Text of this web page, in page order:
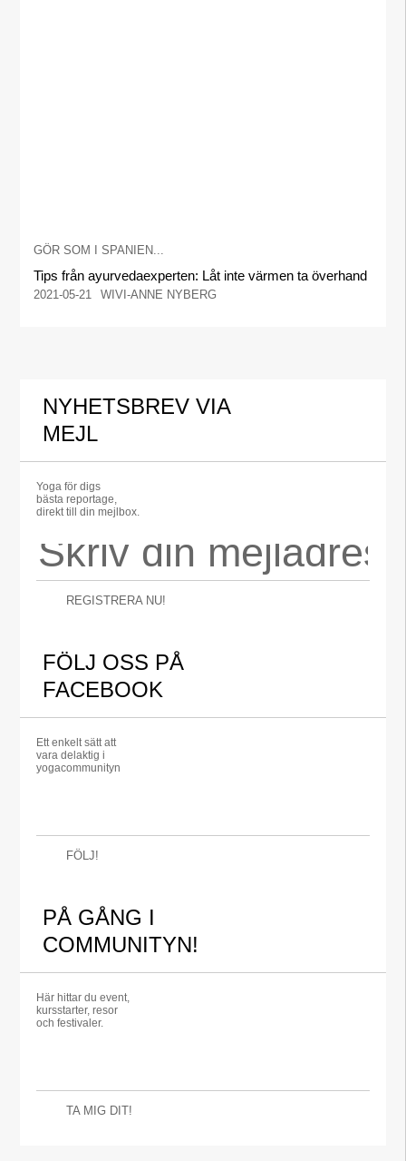
GÖR SOM I SPANIEN...
Tips från ayurvedaexperten: Låt inte värmen ta överhand
2021-05-21 WIVI-ANNE NYBERG
NYHETSBREV VIA
MEJL
Yoga för digs
bästa reportage,
direkt till din mejlbox.
REGISTRERA NU!
FÖLJ OSS PÅ
FACEBOOK
Ett enkelt sätt att
vara delaktig i
yogacommunityn
FÖLJ!
PÅ GÅNG I
COMMUNITYN!
Här hittar du event,
kursstarter, resor
och festivaler.
TA MIG DIT!